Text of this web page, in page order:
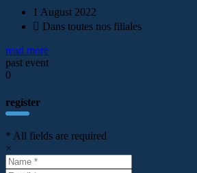
1 August 2022
Dans toutes nos filiales
read more
past event
0
register
* All fields are required
×